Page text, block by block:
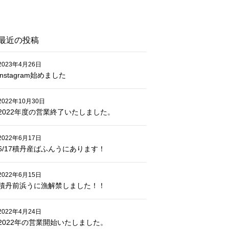
近の投稿
始めました
年4月26日
年度の営業終了いたしました。
年10月30日
17積丹産ばふんうにあります！
年6月17日
丹前浜うに漁解禁しました！！
年6月15日
年の営業開始いたしました。
年4月24日